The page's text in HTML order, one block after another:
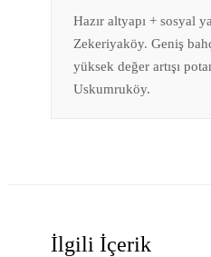
Hazır altyapı + sosyal
Zekeriyaköy. Geniş
yüksek değer artışı
Uskumruköy.
İlgili İçerik